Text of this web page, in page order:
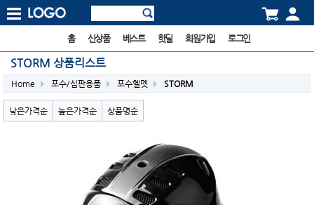
홈 신상품 베스트 핫딜 회원가입 로그인
STORM 상품리스트
Home 포수/심판용품 포수헬멧 STORM
낮은가격순 높은가격순 상품명순